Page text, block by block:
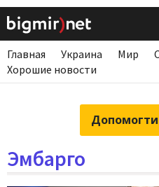
Главная Украина Мир
Хорошие новости
Эмбарго